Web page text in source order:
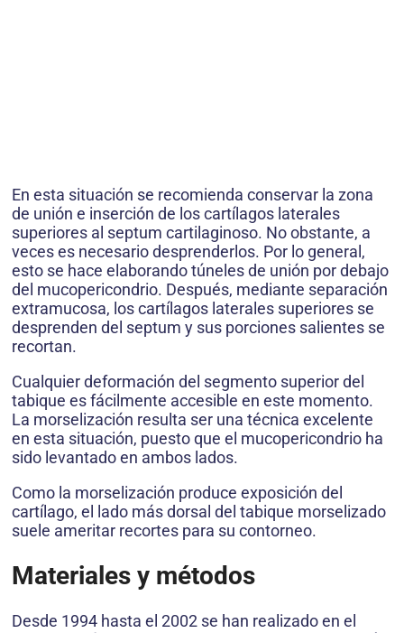
En esta situación se recomienda conservar la zona
de unión e inserción de los cartílagos laterales
superiores al septum cartilaginoso. No obstante, a
veces es necesario desprenderlos. Por lo general,
esto se hace elaborando túneles de unión por debajo
del mucopericondrio. Después, mediante separación
extramucosa, los cartílagos laterales superiores se
desprenden del septum y sus porciones salientes se
recortan.
Cualquier deformación del segmento superior del
tabique es fácilmente accesible en este momento.
La morselización resulta ser una técnica excelente
en esta situación, puesto que el mucopericondrio ha
sido levantado en ambos lados.
Como la morselización produce exposición del
cartílago, el lado más dorsal del tabique morselizado
suele ameritar recortes para su contorneo.
Materiales y métodos
Desde 1994 hasta el 2002 se han realizado en el